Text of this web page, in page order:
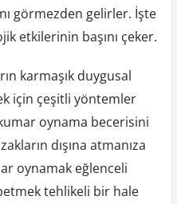
görmezden gelirler. İşte
etkilerinin başını çeker.
karmaşık duygusal
için çeşitli yöntemler
oynama becerisini
dışına atmanıza
oynamak eğlenceli
tehlikeli bir hale